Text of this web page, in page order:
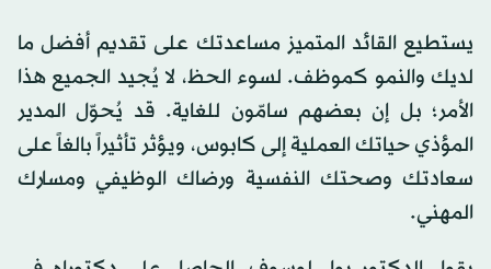
يستطيع القائد المتميز مساعدتك على تقديم أفضل ما
لديك والنمو كموظف. لسوء الحظ، لا يُجيد الجميع هذا
الأمر؛ بل إن بعضهم سامّون للغاية. قد يُحوّل المدير
المؤذي حياتك العملية إلى كابوس، ويؤثر تأثيراً بالغاً على
سعادتك وصحتك النفسية ورضاك الوظيفي ومسارك
المهني.